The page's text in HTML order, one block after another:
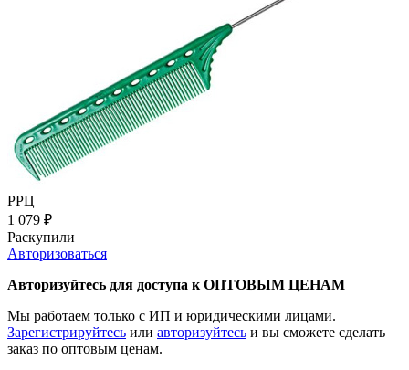
РРЦ
1 079 ₽
Раскупили
Авторизоваться
Авторизуйтесь для доступа к ОПТОВЫМ ЦЕНАМ
Мы работаем только с ИП и юридическими лицами.
Зарегистрируйтесь или авторизуйтесь и вы сможете сделать
заказ по оптовым ценам.